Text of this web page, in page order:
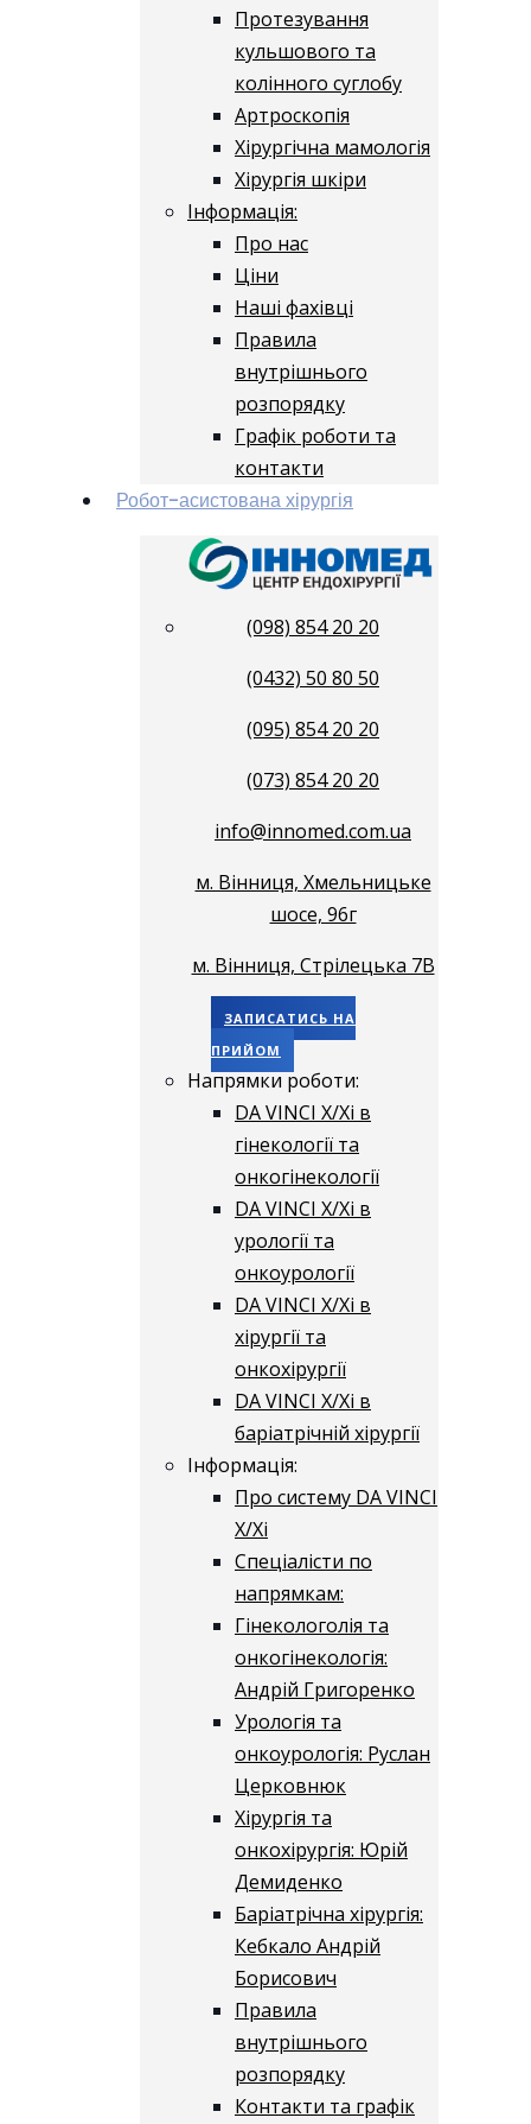
Протезування
кульшового та
колінного суглобу
Артроскопія
Хірургічна мамологія
Хірургія шкіри
Інформація:
Про нас
Ціни
Наші фахівці
Правила
внутрішнього
розпорядку
Графік роботи та
контакти
Робот-асистована хірургія
(098) 854 20 20
(0432) 50 80 50
(095) 854 20 20
(073) 854 20 20
info@innomed.com.ua
м. Вінниця, Хмельницьке
шосе, 96г
м. Вінниця, Стрілецька 7В
ЗАПИСАТИСЬ НА
ПРИЙОМ
Напрямки роботи:
DA VINCI X/Xі в
гінекології та
онкогінекології
DA VINCI X/Xі в
урології та
онкоурології
DA VINCI X/Xі в
хірургії та
онкохірургії
DA VINCI X/Xі в
баріатрічній хірургії
Інформація:
Про систему DA VINCI
X/Xі
Спеціалісти по
напрямкам:
Гінекологолія та
онкогінекологія:
Андрій Григоренко
Урологія та
онкоурологія: Руслан
Церковнюк
Хірургія та
онкохірургія: Юрій
Демиденко
Баріатрічна хірургія:
Кебкало Андрій
Борисович
Правила
внутрішнього
розпорядку
Контакти та графік